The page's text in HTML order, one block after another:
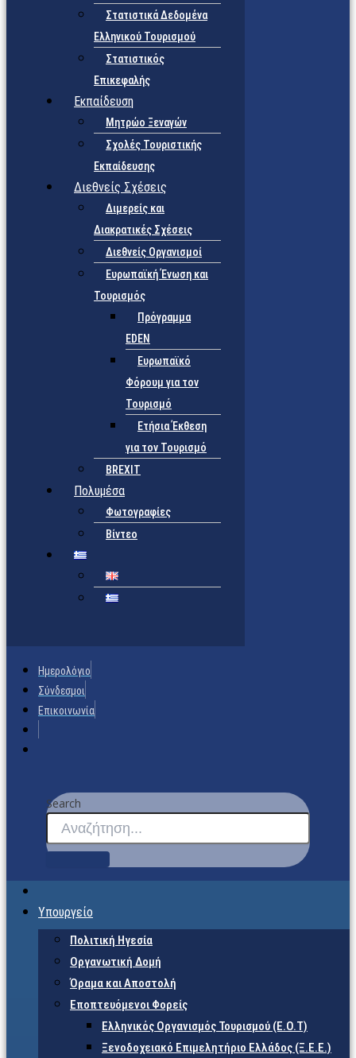
Στατιστικά Δεδομένα
Ελληνικού Τουρισμού
Στατιστικός
Επικεφαλής
Εκπαίδευση
Μητρώο Ξεναγών
Σχολές Τουριστικής
Εκπαίδευσης
Διεθνείς Σχέσεις
Διμερείς και
Διακρατικές Σχέσεις
Διεθνείς Οργανισμοί
Ευρωπαϊκή Ένωση και
Τουρισμός
Πρόγραμμα
EDEN
Ευρωπαϊκό
Φόρουμ για τον
Τουρισμό
Ετήσια Έκθεση
για τον Τουρισμό
BREXIT
Πολυμέσα
Φωτογραφίες
Βίντεο
Ημερολόγιο
Σύνδεσμοι
Επικοινωνία
Search
Υπουργείο
Πολιτική Ηγεσία
Οργανωτική Δομή
Όραμα και Αποστολή
Εποπτευόμενοι Φορείς
Eλληνικός Οργανισμός Τουρισμού (Ε.Ο.Τ)
Ξενοδοχειακό Επιμελητήριο Ελλάδος (Ξ.Ε.Ε.)